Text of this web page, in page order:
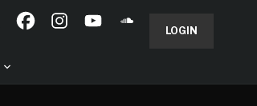
LOGIN